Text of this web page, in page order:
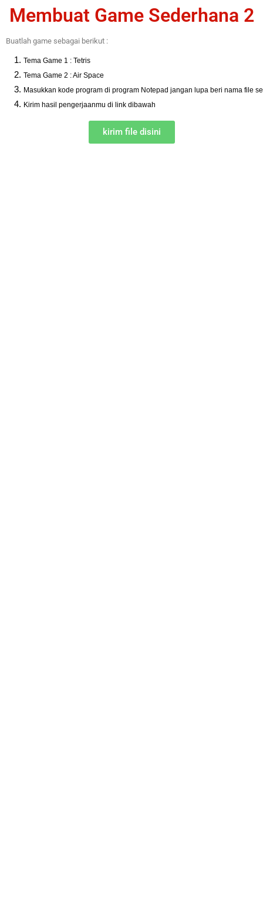
Membuat Game Sederhana 2
Buatlah game sebagai berikut :
Tema Game 1 : Tetris
Tema Game 2 : Air Space
Masukkan kode program di program Notepad jangan lupa beri nama file
Kirim hasil pengerjaanmu di link dibawah
kirim file disini